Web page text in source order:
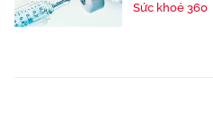
Sức khoẻ 360